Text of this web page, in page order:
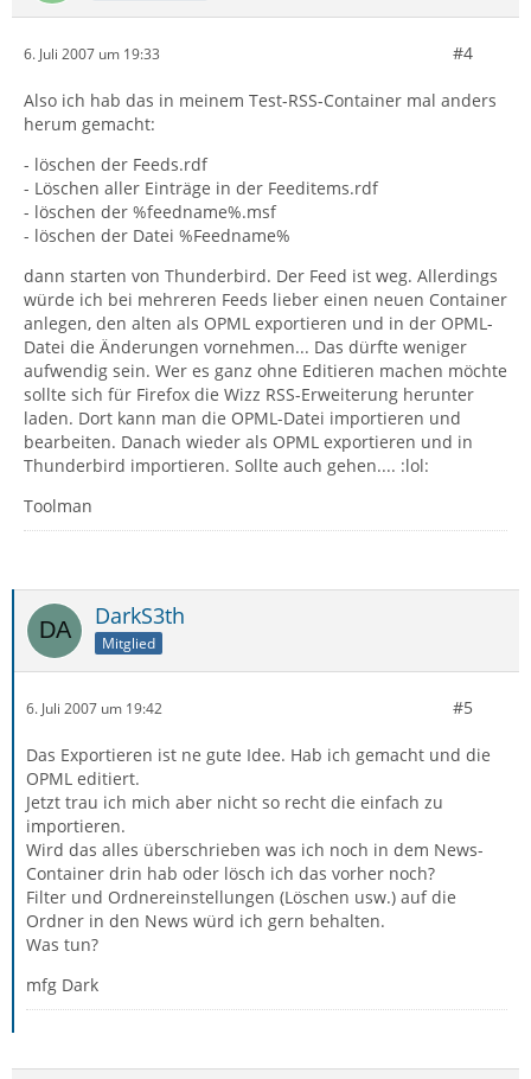
6. Juli 2007 um 19:33 #4
Also ich hab das in meinem Test-RSS-Container mal anders
herum gemacht:
- löschen der Feeds.rdf
- Löschen aller Einträge in der Feeditems.rdf
- löschen der %feedname%.msf
- löschen der Datei %Feedname%
dann starten von Thunderbird. Der Feed ist weg. Allerdings
würde ich bei mehreren Feeds lieber einen neuen Container
anlegen, den alten als OPML exportieren und in der OPML-
Datei die Änderungen vornehmen... Das dürfte weniger
aufwendig sein. Wer es ganz ohne Editieren machen möchte
sollte sich für Firefox die Wizz RSS-Erweiterung herunter
laden. Dort kann man die OPML-Datei importieren und
bearbeiten. Danach wieder als OPML exportieren und in
Thunderbird importieren. Sollte auch gehen.... :lol:
Toolman
DarkS3th
Mitglied
6. Juli 2007 um 19:42 #5
Das Exportieren ist ne gute Idee. Hab ich gemacht und die
OPML editiert.
Jetzt trau ich mich aber nicht so recht die einfach zu
importieren.
Wird das alles überschrieben was ich noch in dem News-
Container drin hab oder lösch ich das vorher noch?
Filter und Ordnereinstellungen (Löschen usw.) auf die
Ordner in den News würd ich gern behalten.
Was tun?
mfg Dark